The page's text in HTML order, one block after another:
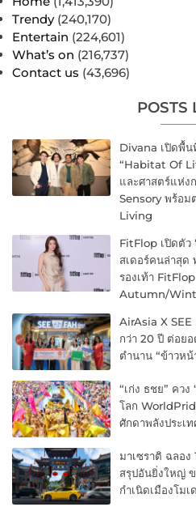
Trendy (240,170)
Entertain (224,601)
What’s on (216,737)
Contact us (43,696)
POSTS
Divana เปิดพื้น
“Habitat Of
และศาสตร์แห่
Sensory พร้อ
Living
FitFlop เปิดตัว
สเดอร์คนล่าสุด
รองเท้า
Autumn/
AirAsia X
กว่า 20 ปี ต่อย
ตำนาน “ข้าวห
“เก่ง ธชย” ควง
โลก
ศักดาพลังประเ
มาเซราติ ฉลอ
สรุปอันยิ่งใหญ่
กำเนิดเมืองโมเ